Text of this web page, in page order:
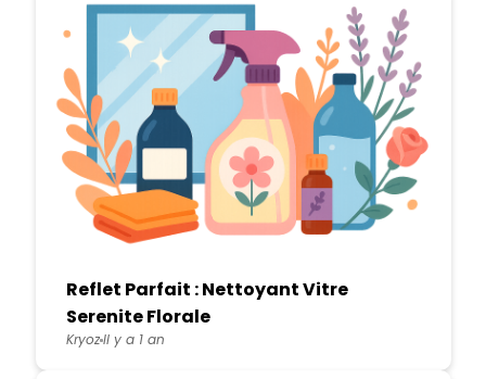
Reflet Parfait : Nettoyant Vitre
Serenite Florale
KryozIl y a 1 an